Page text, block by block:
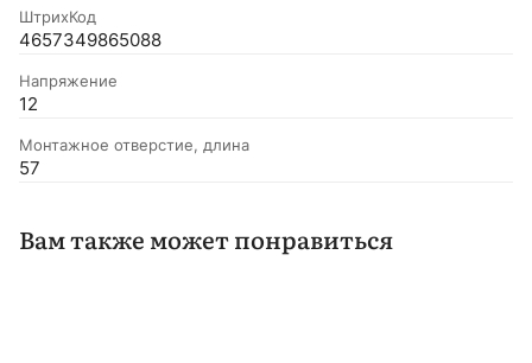
ШтрихКод
4657349865088
Напряжение
12
Монтажное отверстие, длина
57
Вам также может понравиться